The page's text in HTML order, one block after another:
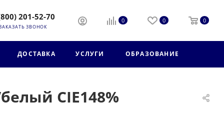
201-52-70
ЗВОНОК
0 0 0
ДОСТАВКА УСЛУГИ ОБРАЗОВАНИЕ
CIE148%